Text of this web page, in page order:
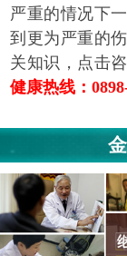
严重的情况下
到更为严重的
关知识，点击
健康热线：